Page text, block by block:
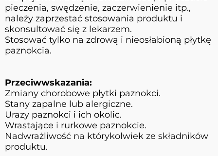
pieczenia, swędzenie, zaczerwienienie itp.,
należy zaprzestać stosowania produktu i
skonsultować się z lekarzem.
Stosować tylko na zdrową i nieosłabioną płytkę
paznokcia.
Przeciwwskazania:
Zmiany chorobowe płytki paznokci.
Stany zapalne lub alergiczne.
Urazy paznokci i ich okolic.
Wrastające i rurkowe paznokcie.
Nadwrażliwość na którykolwiek ze składników
produktu.